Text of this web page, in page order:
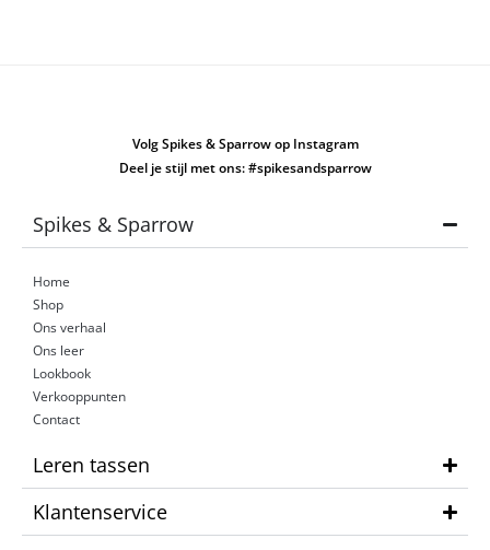
Volg Spikes & Sparrow op Instagram
Deel je stijl met ons: #spikesandsparrow
Spikes & Sparrow
Home
Shop
Ons verhaal
Ons leer
Lookbook
Verkooppunten
Contact
Leren tassen
Klantenservice